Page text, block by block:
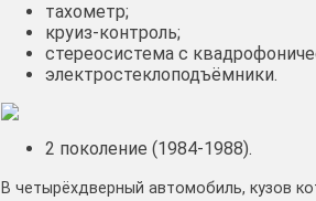
тахометр;
круиз-контроль;
стереосистема с
электростеклоподъёмники.
2 поколение (1984-1988).
В четырёхдверный автомобиль, кузов